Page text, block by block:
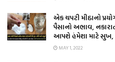
એક ચપટી મીઠાનો
પૈસાનો અભાવ,
આપશે હંમેશા માટે સુખ,
MAY 1, 2022